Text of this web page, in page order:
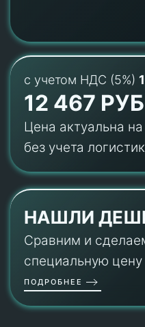
с учетом НДС (5%)
12 467 РУБ
Цена актуальна
без учета
НАШЛИ
Сравним и
специальную цену
ПОДРОБНЕЕ